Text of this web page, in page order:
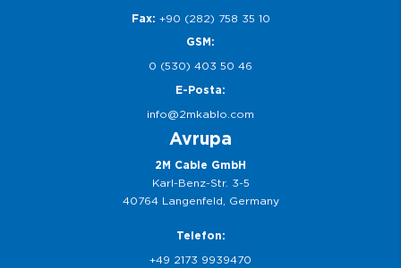
Fax: +90 (282) 758 35 10
GSM:
0 (530) 403 50 46
E-Posta:
info@2mkablo.com
Avrupa
2M Cable GmbH
Karl-Benz-Str. 3-5
40764 Langenfeld, Germany
Telefon:
+49 2173 9939470